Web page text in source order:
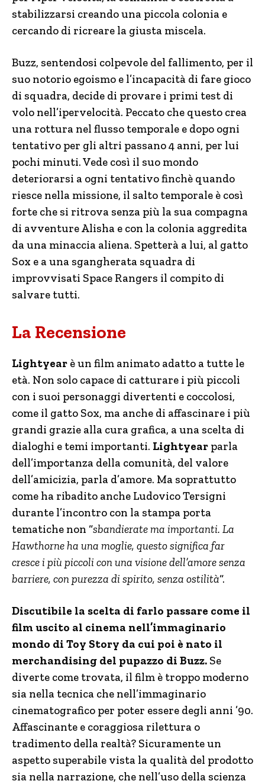
stabilizzarsi creando una piccola colonia e
cercando di ricreare la giusta miscela.
Buzz, sentendosi colpevole del fallimento, per il
suo notorio egoismo e l’incapacità di fare gioco
di squadra, decide di provare i primi test di
volo nell’ipervelocità. Peccato che questo crea
una rottura nel flusso temporale e dopo ogni
tentativo per gli altri passano 4 anni, per lui
pochi minuti. Vede così il suo mondo
deteriorarsi a ogni tentativo finchè quando
riesce nella missione, il salto temporale è così
forte che si ritrova senza più la sua compagna
di avventure Alisha e con la colonia aggredita
da una minaccia aliena. Spetterà a lui, al gatto
Sox e a una sgangherata squadra di
improvvisati Space Rangers il compito di
salvare tutti.
La Recensione
Lightyear è un film animato adatto a tutte le
età. Non solo capace di catturare i più piccoli
con i suoi personaggi divertenti e coccolosi,
come il gatto Sox, ma anche di affascinare i più
grandi grazie alla cura grafica, a una scelta di
dialoghi e temi importanti. Lightyear parla
dell’importanza della comunità, del valore
dell’amicizia, parla d’amore. Ma soprattutto
come ha ribadito anche Ludovico Tersigni
durante l’incontro con la stampa porta
tematiche non “sbandierate ma importanti. La
Hawthorne ha una moglie, questo significa far
cresce i più piccoli con una visione dell’amore senza
barriere, con purezza di spirito, senza ostilità“.
Discutibile la scelta di farlo passare come il
film uscito al cinema nell’immaginario
mondo di Toy Story da cui poi è nato il
merchandising del pupazzo di Buzz. Se
diverte come trovata, il film è troppo moderno
sia nella tecnica che nell’immaginario
cinematografico per poter essere degli anni ’90.
Affascinante e coraggiosa rilettura o
tradimento della realtà? Sicuramente un
aspetto superabile vista la qualità del prodotto
sia nella narrazione, che nell’uso della scienza